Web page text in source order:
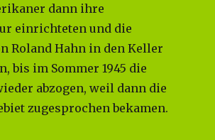
dann ihre
einrichteten und die
Roland Hahn in den Keller
bis im Sommer 1945 die
abzogen, weil dann die
zugesprochen bekamen.